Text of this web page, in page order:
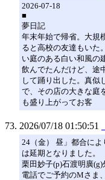
2026-07-18
■
夢日記
年末年始で帰省。大規
ると高校の友達もいた
い庭のある白い和風の
飲んでたんだけど、途
して踊り出した。真似
で、その店の大きな庭
も盛り上がってお客
2026/07/18 01:50:51
24（金） 昼」都合に
は延期となりました。
栗田妙子(p)石渡明廣
電話でご予約のMさま